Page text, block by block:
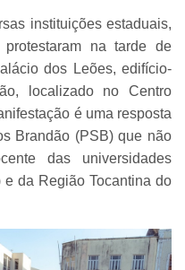
instituições estaduais,
na tarde de
dos Leões, edifício-
localizado no Centro
é uma resposta
Brandão (PSB) que não
das universidades
da Região Tocantina do